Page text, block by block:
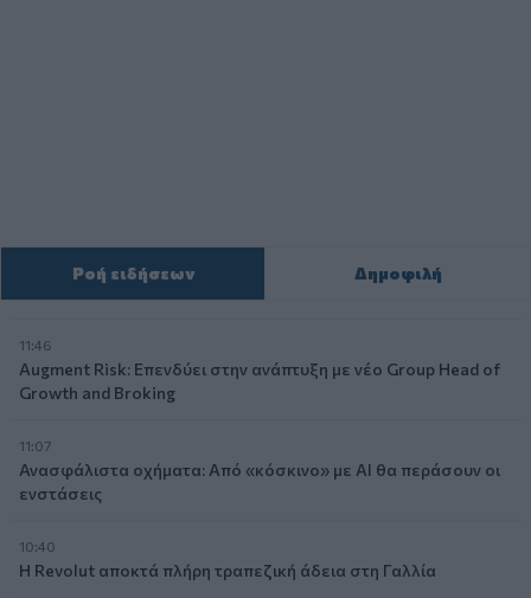
Ροή ειδήσεων Δημοφιλή
11:46
Augment Risk: Επενδύει στην ανάπτυξη με νέο Group Head of
Growth and Broking
11:07
Ανασφάλιστα οχήματα: Από «κόσκινο» με AI θα περάσουν οι
ενστάσεις
10:40
Η Revolut αποκτά πλήρη τραπεζική άδεια στη Γαλλία